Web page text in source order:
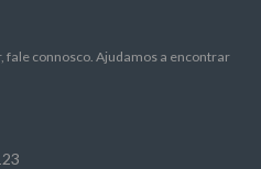
fale connosco. Ajudamos a encontrar